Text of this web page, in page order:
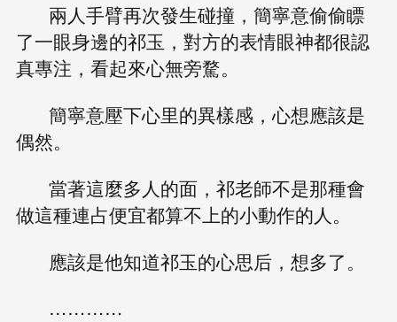
兩人手臂再次發生碰撞，簡寧意偷偷瞟
了一眼身邊的祁玉，對方的表情眼神都很認
真專注，看起來心無旁騖。
簡寧意壓下心里的異樣感，心想應該是
偶然。
當著這麼多人的面，祁老師不是那種會
做這種連占便宜都算不上的小動作的人。
應該是他知道祁玉的心思后，想多了。
…………